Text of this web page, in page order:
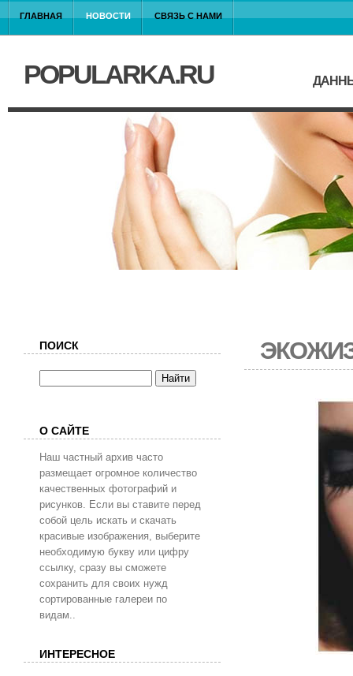
ГЛАВНАЯ НОВОСТИ СВЯЗЬ С НАМИ
POPULARKA.RU
ПОИСК
О САЙТЕ
Наш частный архив часто
размещает огромное количество
качественных фотографий и
рисунков. Если вы ставите перед
собой цель искать и скачать
красивые изображения, выберите
необходимую букву или цифру
ссылку, сразу вы сможете
сохранить для своих нужд
сортированные галереи по
видам..
ИНТЕРЕСНОЕ